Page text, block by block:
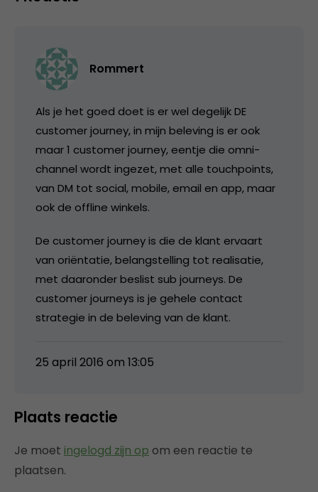
Rommert
Als je het goed doet is er wel degelijk DE
customer journey, in mijn beleving is er ook
maar 1 customer journey, eentje die omni-
channel wordt ingezet, met alle touchpoints,
van DM tot social, mobile, email en app, maar
ook de offline winkels.
De customer journey is die de klant ervaart
van oriëntatie, belangstelling tot realisatie,
met daaronder beslist sub journeys. De
customer journeys is je gehele contact
strategie in de beleving van de klant.
25 april 2016 om 13:05
Plaats reactie
Je moet ingelogd zijn op om een reactie te
plaatsen.